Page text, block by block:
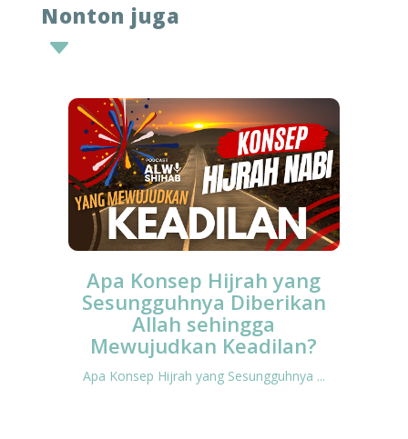
Nonton juga
C
Apa Konsep Hijrah yang
Sesungguhnya Diberikan
Allah sehingga
Mewujudkan Keadilan?
Apa Konsep Hijrah yang Sesungguhnya ...